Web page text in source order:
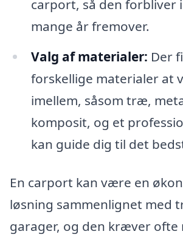
carport, så den forbliver
mange år fremover.
Valg af materialer: Der
forskellige materialer at
imellem, såsom træ,
komposit, og et
kan guide dig til det
En carport kan være en
løsning sammenlignet med
garager, og den kræver ofte